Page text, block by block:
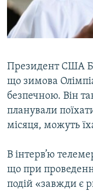
ВІДЕОУРОКИ
СВІДЧЕННЯ ОКУПАЦІЇ
Русский
Qırımtatar
ДОЛУЧАЙСЯ!
Усі сайти RFE/
Президент США
що зимова
безпечною. Він
планували
місяця, можуть
В інтерв’ю
що при
подій «завжди є